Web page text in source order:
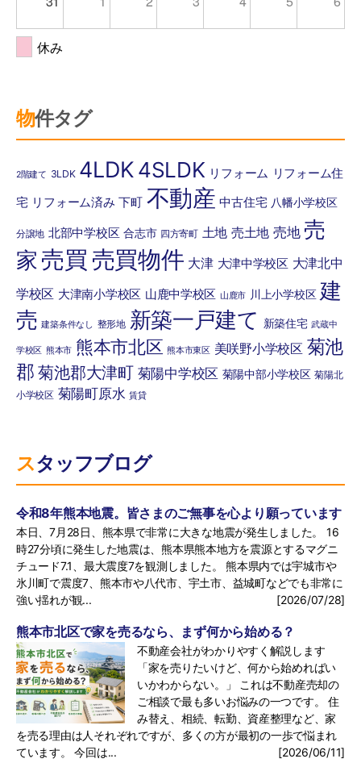
休み
物件タグ
2階建て 3LDK 4LDK4SLDK リフォーム リフォーム住
宅 リフォーム済み 下町 不動産 中古住宅 八幡小学校区
分譲地 北部中学校区 合志市 四方寄町 土地 売土地 売地 売
家 売買 売買物件 大津 大津中学校区 大津北中
学校区 大津南小学校区 山鹿中学校区 山鹿市 川上小学校区 建
売 建築条件なし 整形地 新築一戸建て 新築住宅 武蔵中
学校区 熊本市 熊本市北区 熊本市東区 美咲野小学校区 菊池
郡 菊池郡大津町 菊陽中学校区 菊陽中部小学校区 菊陽北
小学校区 菊陽町原水 賃貸
スタッフブログ
令和8年熊本地震。皆さまのご無事を心より願っています
本日、7月28日、熊本県で非常に大きな地震が発生しました。 16
時27分頃に発生した地震は、熊本県熊本地方を震源とするマグニ
チュード7.1、最大震度7を観測しました。 熊本県内では宇城市や
氷川町で震度7、熊本市や八代市、宇土市、益城町などでも非常に
強い揺れが観...
[2026/07/28]
熊本市北区で家を売るなら、まず何から始める？
不動産会社がわかりやすく解説します
「家を売りたいけど、何から始めればい
いかわからない。」 これは不動産売却の
ご相談で最も多いお悩みの一つです。 住
み替え、相続、転勤、資産整理など、家
を売る理由は人それぞれですが、多くの方が最初の一歩で悩まれ
ています。 今回は...
[2026/06/11]